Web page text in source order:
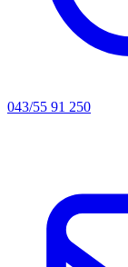
043/55 91 250